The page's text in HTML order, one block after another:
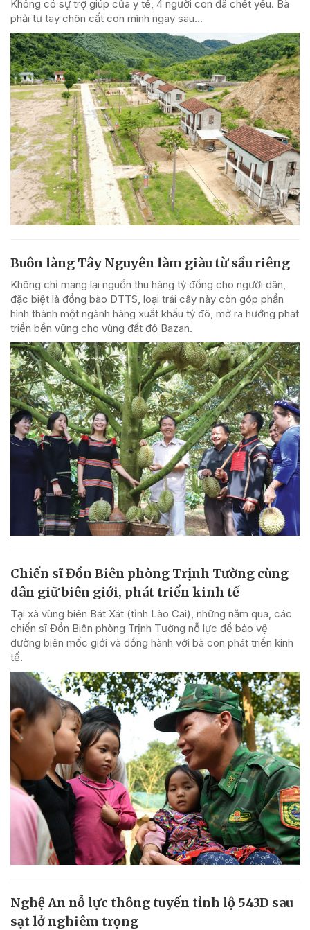
Không có sự trợ giúp của y tế, 4 người con đã chết yểu. Bà
phải tự tay chôn cất con mình ngay sau...
Buôn làng Tây Nguyên làm giàu từ sầu riêng
Không chỉ mang lại nguồn thu hàng tỷ đồng cho người dân,
đặc biệt là đồng bào DTTS, loại trái cây này còn góp phần
hình thành một ngành hàng xuất khẩu tỷ đô, mở ra hướng phát
triển bền vững cho vùng đất đỏ Bazan.
Chiến sĩ Đồn Biên phòng Trịnh Tường cùng
dân giữ biên giới, phát triển kinh tế
Tại xã vùng biên Bát Xát (tỉnh Lào Cai), những năm qua, các
chiến sĩ Đồn Biên phòng Trịnh Tường nỗ lực để bảo vệ
đường biên mốc giới và đồng hành với bà con phát triển kinh
tế.
Nghệ An nỗ lực thông tuyến tỉnh lộ 543D sau
sạt lở nghiêm trọng